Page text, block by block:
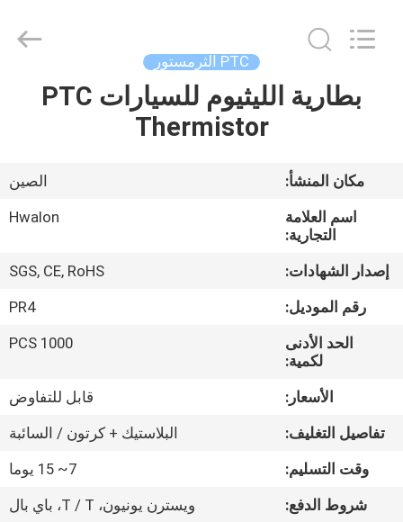
معلومات
جولة
مراقبة
الجودة
اتصل
PTC الثرمستور
بطارية الليثيوم للسيارات PTC
Thermistor
مكان المنشأ:
الصين
اسم العلامة
التجارية:
Hwalon
إصدار الشهادات:
SGS, CE, RoHS
رقم الموديل:
PR4
الحد الأدنى
لكمية:
1000 PCS
الأسعار:
قابل للتفاوض
تفاصيل التغليف:
البلاستيك + كرتون / السائبة
وقت التسليم:
7~ 15 يوما
شروط الدفع:
ويسترن يونيون، T / T، باي بال